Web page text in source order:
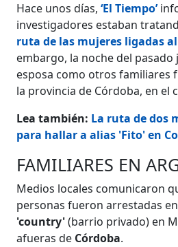
Hace unos días,‘El Tiempo’
investigadores estaban
ruta de las mujeres ligadas
embargo, la noche del pasado
esposa como otros familiares
la provincia de Córdoba, en el
Lea también: La ruta de dos
para hallar a alias 'Fito' en
FAMILIARES EN
Medios locales comunicaron
personas fueron arrestadas
'country'(barrio privado) en
afueras de Córdoba.